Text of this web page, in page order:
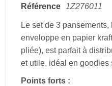
Référence 1Z276011
Le set de 3
enveloppe en papier
pliée), est parfait à
et utile, idéal en goodies
Points forts :